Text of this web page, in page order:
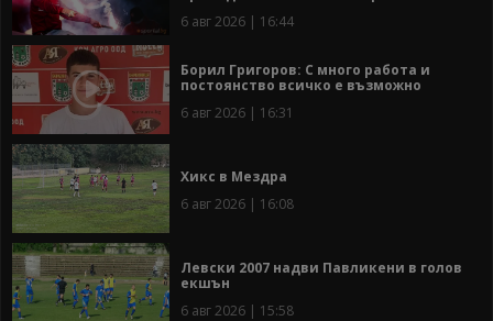
6 авг 2026 | 16:44
Борил Григоров: С много работа и
постоянство всичко е възможно
6 авг 2026 | 16:31
Хикс в Мездра
6 авг 2026 | 16:08
Левски 2007 надви Павликени в голов
екшън
6 авг 2026 | 15:58